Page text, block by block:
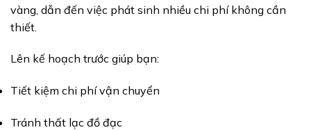
vàng, dẫn đến việc phát sinh nhiều chi phí không cần
thiết.
Lên kế hoạch trước giúp bạn:
Tiết kiệm chi phí vận chuyển
Tránh thất lạc đồ đạc